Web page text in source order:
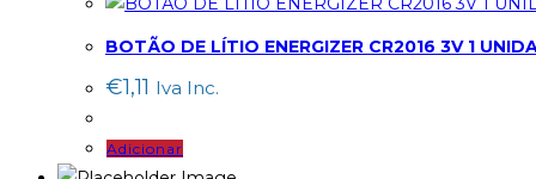
BOTÃO DE LÍTIO ENERGIZER CR2016 3V 1
€1,11 Iva Inc.
Adicionar